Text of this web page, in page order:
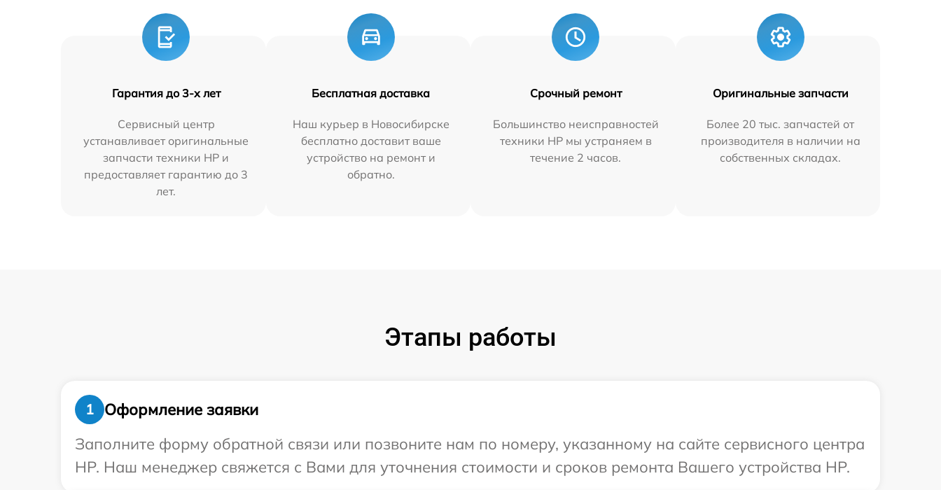
Гарантия до 3-х лет
Сервисный центр
устанавливает оригинальные
запчасти техники HP и
предоставляет гарантию до 3
лет.
Бесплатная доставка
Наш курьер в Новосибирске
бесплатно доставит ваше
устройство на ремонт и
обратно.
Срочный ремонт
Большинство неисправностей
техники HP мы устраняем в
течение 2 часов.
Оригинальные запчасти
Более 20 тыс. запчастей от
производителя в наличии на
собственных складах.
Этапы работы
1
Оформление заявки
Заполните форму обратной связи или позвоните нам по номеру, указанному на сайте сервисного центра
HP. Наш менеджер свяжется с Вами для уточнения стоимости и сроков ремонта Вашего устройства HP.